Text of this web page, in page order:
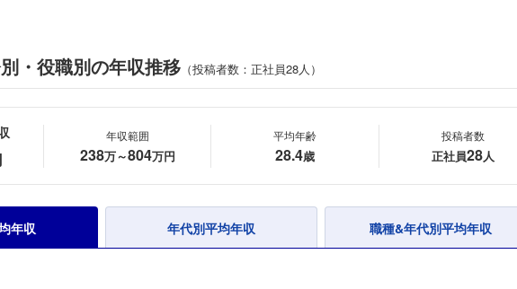
・役職別の年収推移 （投稿者数：正社員28人）
年収範囲
238万～804万円
平均年齢
28.4歳
投稿者数
正社員28人
年収 年代別平均年収 職種&年代別平均年収